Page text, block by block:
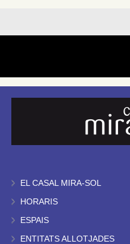
EL CASAL MIRA-SOL
HORARIS
ESPAIS
ENTITATS ALLOTJADES